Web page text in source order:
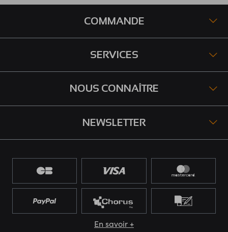
COMMANDE
SERVICES
NOUS CONNAÎTRE
NEWSLETTER
En savoir +